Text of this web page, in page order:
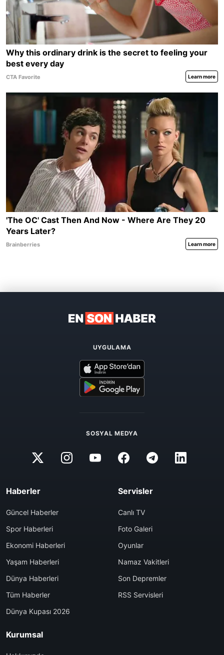
UYGULAMA
SOSYAL MEDYA
Haberler
Güncel Haberler
Spor Haberleri
Ekonomi Haberleri
Yaşam Haberleri
Dünya Haberleri
Tüm Haberler
Dünya Kupası 2026
Servisler
Canlı TV
Foto Galeri
Oyunlar
Namaz Vakitleri
Son Depremler
RSS Servisleri
Kurumsal